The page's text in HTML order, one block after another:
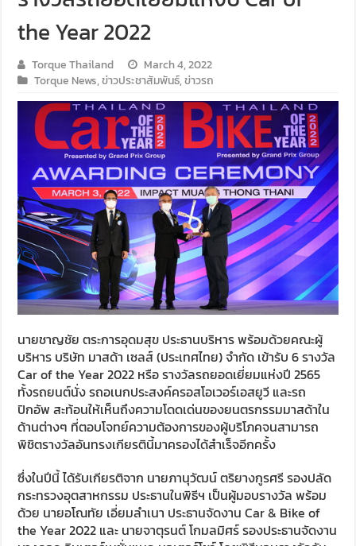
the Year 2022
Torque Thailand
March 4, 2022
Torque News,ข่าวประชาสัมพันธ์,ข่าวรถ
นายชาญชัย ตระการอุดมสุข ประธานบริหาร พร้อมด้วยคณะผู้
บริหาร บริษัท มาสด้า เซลส์ (ประเทศไทย) จำกัด เข้ารับ 6 รางวัล
Car of the Year 2022 หรือ รางวัลรถยอดเยี่ยมแห่งปี 2565
ทั้งรถยนต์นั่ง รถอเนกประสงค์ครอสโอเวอร์เอสยูวี และรถ
ปิกอัพ สะท้อนให้เห็นถึงความโดดเด่นของยนตรกรรมมาสด้าใน
ด้านต่างๆ ที่ตอบโจทย์ความต้องการของผู้บริโภคจนสามารถ
พิชิตรางวัลอันทรงเกียรตินี้มาครองได้สำเร็จอีกครั้ง
ซึ่งในปีนี้ ได้รับเกียรติจาก นายภานุวัฒน์ ตริยางกูรศรี รองปลัด
กระทรวงอุตสาหกรรม ประธานในพิธีฯ เป็นผู้มอบรางวัล พร้อม
ด้วย นายอโณทัย เอี่ยมลำเนา ประธานจัดงาน Car & Bike of
the Year 2022 และ นายจาตุรนต์ โกมลมิศร์ รองประธานจัดงาน